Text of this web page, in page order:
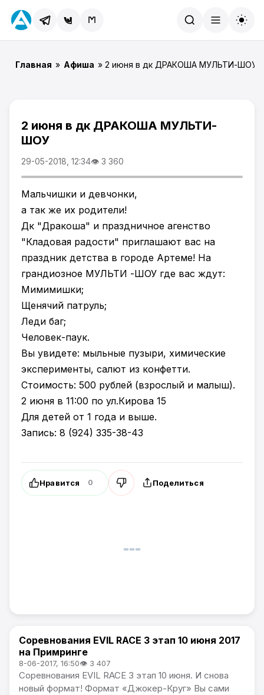
Главная » Афиша » 2 июня‬ ‪в дк ДРАКОША МУЛЬТИ-ШОУ
2 июня‬ ‪в дк ДРАКОША МУЛЬТИ-
ШОУ
29-05-2018, 12:34👁 3 360
Мальчишки и девчонки,⠀
а так же их родители!
Дк "Дракоша" и праздничное агенство
"Кладовая радости" приглашают вас на
праздник детства в городе Артеме! На
грандиозное МУЛЬТИ -ШОУ где вас ждут:
Мимимишки;
Щенячий патруль;⠀
Леди баг;
Человек-паук.
Вы увидете: мыльные пузыри, химические
эксперименты, салют из конфетти.
Стоимость: 500 рублей (взрослый и малыш).
2 июня‬ ‪в 11:00‬ по ул.Кирова 15
Для детей от 1 года и выше. ⠀⠀
Запись: 8 (924) 335-38-43
Нравится 0 Поделиться
Афиша
Соревнования EVIL RACE 3 этап 10 июня 2017
на Примринге
8-06-2017, 16:50👁 3 407
Соревнования EVIL RACE 3 этап 10 июня. И снова
новый формат! Формат «Джокер-Круг» Вы сами